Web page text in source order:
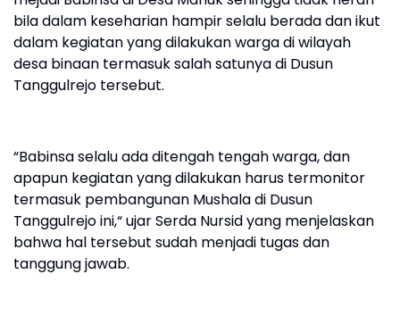
bila dalam keseharian hampir selalu berada dan ikut
dalam kegiatan yang dilakukan warga di wilayah
desa binaan termasuk salah satunya di Dusun
Tanggulrejo tersebut.
“Babinsa selalu ada ditengah tengah warga, dan
apapun kegiatan yang dilakukan harus termonitor
termasuk pembangunan Mushala di Dusun
Tanggulrejo ini,“ ujar Serda Nursid yang menjelaskan
bahwa hal tersebut sudah menjadi tugas dan
tanggung jawab.